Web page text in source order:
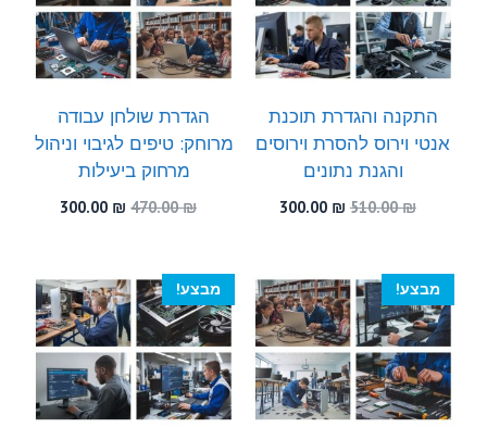
התקנה והגדרת תוכנת
אנטי וירוס להסרת וירוסים
והגנת נתונים
510.00₪
המחיר
510.00 ₪.
300.00 ₪
300.00 ₪.
הגדרת שולחן עבודה
מרוחק: טיפים לגיבוי וניהול
מרחוק ביעילות
470.00₪
המחיר
470.00 ₪.
300.00 ₪
המחיר
300.00 ₪.
מבצע! מבצע!